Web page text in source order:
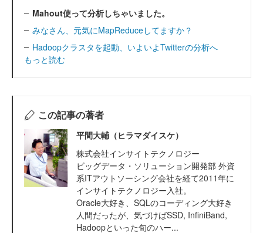
Mahout使って分析しちゃいました。
みなさん、元気にMapReduceしてますか？
Hadoopクラスタを起動、いよいよTwitterの分析へ
もっと読む
この記事の著者
平間大輔（ヒラマダイスケ）
株式会社インサイトテクノロジー
ビッグデータ・ソリューション開発部 外資
系ITアウトソーシング会社を経て2011年に
インサイトテクノロジー入社。
Oracle大好き、SQLのコーディング大好き
人間だったが、気づけばSSD, InfiniBand,
Hadoopといった旬のハー...